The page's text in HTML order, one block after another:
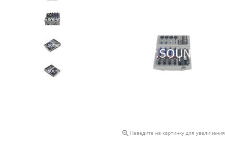
 Наведите на картинку для увеличения